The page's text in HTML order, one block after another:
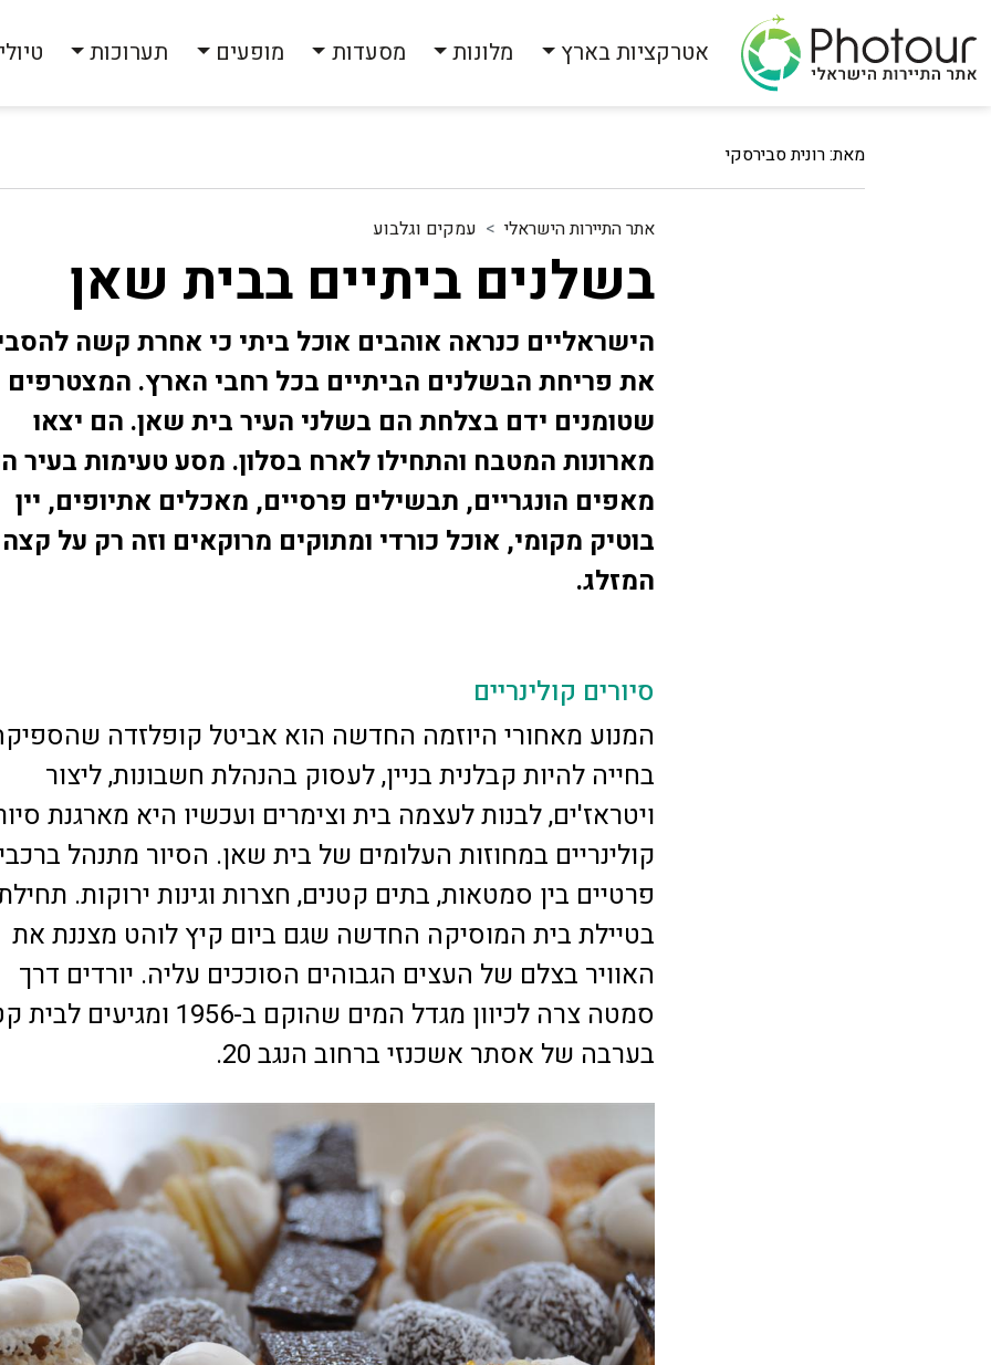
אטרקציות בארץ מלונות מסעדות מופעים תערוכות
מאת: רונית סבירסקי
אתר התיירות הישראלי עמקים וגלבוע
בשלנים ביתיים בבית שאן
הישראליים כנראה אוהבים אוכל ביתי כי אחרת קשה
את פריחת הבשלנים הביתיים בכל רחבי הארץ. המצטרפים
שטומנים ידם בצלחת הם בשלני העיר בית שאן. הם יצאו
מארונות המטבח והתחילו לארח בסלון. מסע טעימות בעיר
מאפים הונגריים, תבשילים פרסיים, מאכלים אתיופים, יין
בוטיק מקומי, אוכל כורדי ומתוקים מרוקאים וזה רק על קצה
המזלג.
סיורים קולינריים
המנוע מאחורי היוזמה החדשה הוא אביטל קופלזדה
בחייה להיות קבלנית בניין, לעסוק בהנהלת חשבונות, ליצור
ויטראז'ים, לבנות לעצמה בית וצימרים ועכשיו היא מארגנת
קולינריים במחוזות העלומים של בית שאן. הסיור מתנהל
פרטיים בין סמטאות, בתים קטנים, חצרות וגינות ירוקות.
בטיילת בית המוסיקה החדשה שגם ביום קיץ לוהט מצננת את
האוויר בצלם של העצים הגבוהים הסוככים עליה. יורדים דרך
סמטה צרה לכיוון מגדל המים שהוקם ב-1956 ומגיעים
בערבה של אסתר אשכנזי ברחוב הנגב 20.